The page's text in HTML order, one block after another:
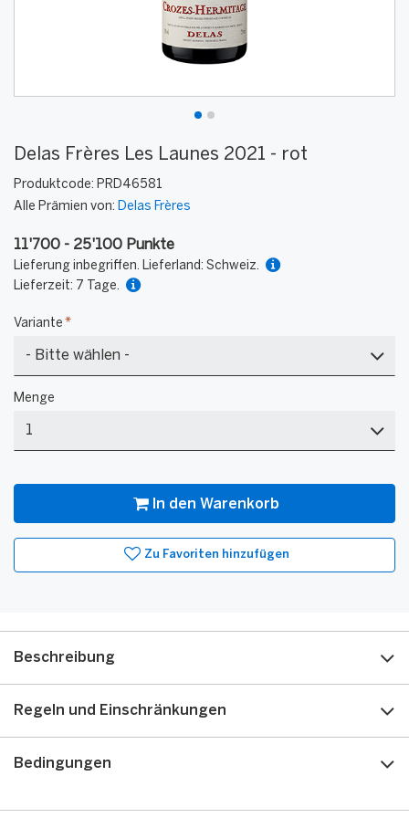
Delas Frères Les Launes 2021 - rot
Produktcode: PRD46581
Alle Prämien von: Delas Frères
11'700 - 25'100 Punkte
Lieferung inbegriffen. Lieferland: Schweiz.
Lieferzeit: 7 Tage.
Variante *
Flasche
Menge
In den Warenkorb
Zu Favoriten hinzufügen
Beschreibung
Regeln und Einschränkungen
Bedingungen